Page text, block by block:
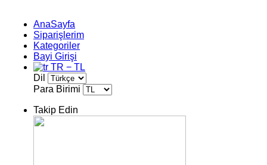
AnaSayfa
Siparişlerim
Kategoriler
Bayi Girişi
TR − TL
Dil
Para Birimi
Takip Edin